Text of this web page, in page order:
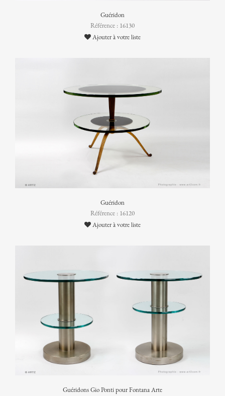
Guéridon
Référence : 16130
Ajouter à votre liste
Guéridon
Référence : 16120
Ajouter à votre liste
Guéridons Gio Ponti pour Fontana Arte